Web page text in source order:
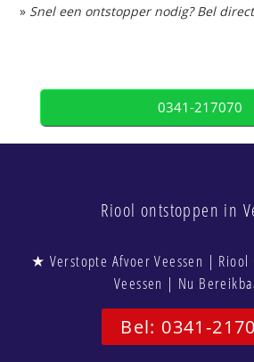
» Snel een ontstopper nodig? Bel
0341-217070
Riool ontstoppen in
★ Verstopte Afvoer Veessen | Riool
Veessen | Nu
Bel: 0341-